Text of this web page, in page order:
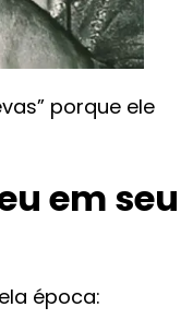
porque ele
em seu
época: